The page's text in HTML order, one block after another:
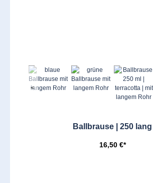
<
Ballbrause | 250 lang
16,50 €*